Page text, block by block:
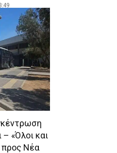
«Όλοι και
προς Νέα